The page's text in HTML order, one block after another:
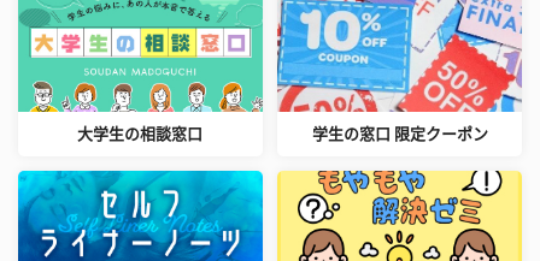
大学生の相談窓口 学生の窓口 限定クーポン